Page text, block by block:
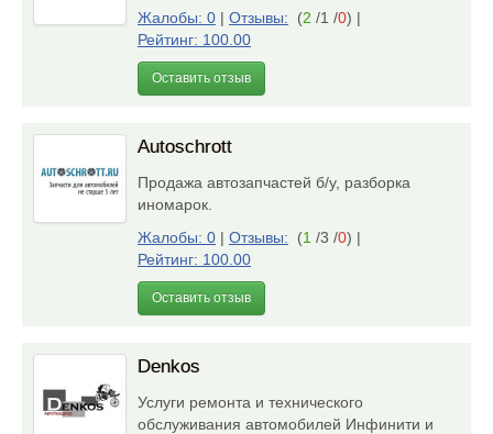
Жалобы: 0 | Отзывы: (2 /1 /0) |
Рейтинг: 100.00
Оставить отзыв
Autoschrott
Продажа автозапчастей б/у, разборка
иномарок.
Жалобы: 0 | Отзывы: (1 /3 /0) |
Рейтинг: 100.00
Оставить отзыв
Denkos
Услуги ремонта и технического
обслуживания автомобилей Инфинити и